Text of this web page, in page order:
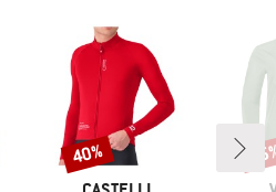
Rabat
40%